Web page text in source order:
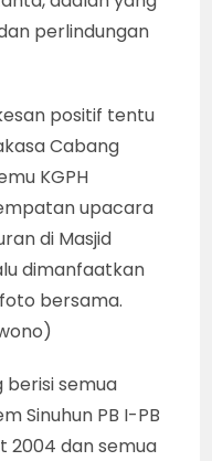
perlindungan
kesan positif tentu
Cabang
KGPH
upacara
di Masjid
dimanfaatkan
bersama.
berisi semua
Sinuhun PB I-PB
2004 dan semua